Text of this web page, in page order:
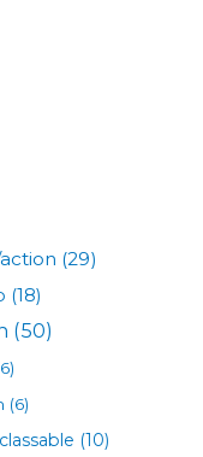
(29)
(18)
(50)
(6)
(10)